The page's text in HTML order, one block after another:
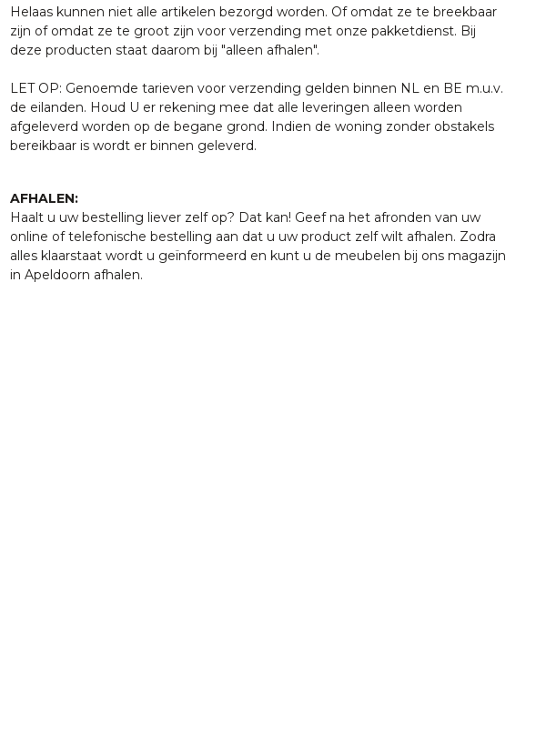
Helaas kunnen niet alle artikelen bezorgd worden. Of omdat ze te breekbaar
zijn of omdat ze te groot zijn voor verzending met onze pakketdienst. Bij
deze producten staat daarom bij "alleen afhalen".
LET OP: Genoemde tarieven voor verzending gelden binnen NL en BE m.u.v.
de eilanden. Houd U er rekening mee dat alle leveringen alleen worden
afgeleverd worden op de begane grond. Indien de woning zonder obstakels
bereikbaar is wordt er binnen geleverd.
AFHALEN:
Haalt u uw bestelling liever zelf op? Dat kan! Geef na het afronden van uw
online of telefonische bestelling aan dat u uw product zelf wilt afhalen. Zodra
alles klaarstaat wordt u geïnformeerd en kunt u de meubelen bij ons magazijn
in Apeldoorn afhalen.